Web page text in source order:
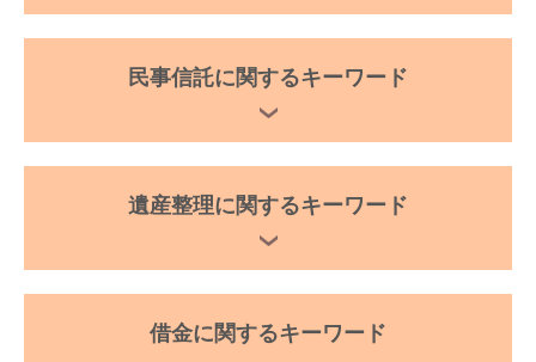
民事信託に関するキーワード
遺産整理に関するキーワード
借金に関するキーワード